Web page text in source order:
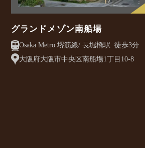
グランドメゾン南船場
Osaka Metro 堺筋線/ 長堀橋駅 徒歩3分
大阪府大阪市中央区南船場1丁目10-8